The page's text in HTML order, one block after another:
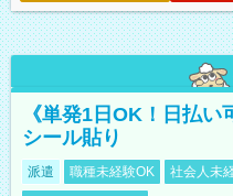
《単発1日OK！日払
シール貼り
派遣 職種未経験OK 社会人未